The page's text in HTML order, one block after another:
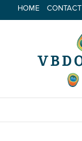
Spring
naar
HOME CONTACT